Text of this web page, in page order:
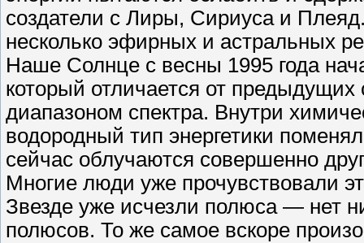
создатели с Лиры, Сириуса и
несколько эфирных и астральных
Наше Солнце с весны 1995 года
который отличается от
диапазоном спектра. Внутри
водородный тип энергетики
сейчас облучаются совершенно
Многие люди уже прочувствовали
Звезде уже исчезли полюса — нет
полюсов. То же самое вскоре